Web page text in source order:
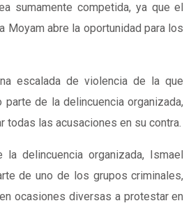
sumamente competida, ya que el
Moyam abre la oportunidad para los
escalada de violencia de la que
de la delincuencia organizada,
todas las acusaciones en su contra.
delincuencia organizada, Ismael
de uno de los grupos criminales,
ocasiones diversas a protestar en